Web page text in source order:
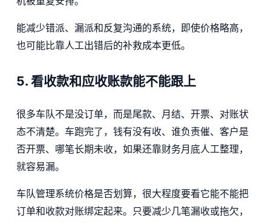
能减少错派、漏派和反复沟通的系统，即使价格略高，
也可能比靠人工出错后的补救成本更低。
5. 看收款和应收账款能不能跟上
很多车队不是没订单，而是尾款、月结、开票、对账状
态不清楚。车跑完了，钱有没有收、谁负责催、客户是
否开票、哪笔长期未收，如果还靠财务月底人工整理，
就容易漏。
车队管理系统价格是否划算，很大程度要看它能不能把
订单和收款对账绑定起来。只要减少几笔漏收或拖欠，